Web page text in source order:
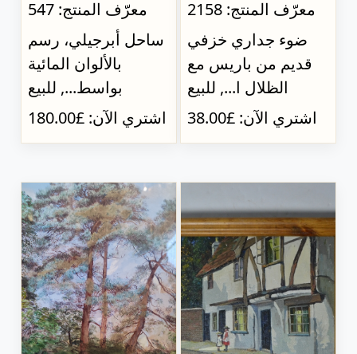
معرّف المنتج: 547
ساحل أبرجيلي، رسم
بالألوان المائية
بواسط..., للبيع
اشتري الآن: £180.00
معرّف المنتج: 2158
ضوء جداري خزفي
قديم من باريس مع
الظلال ا..., للبيع
اشتري الآن: £38.00